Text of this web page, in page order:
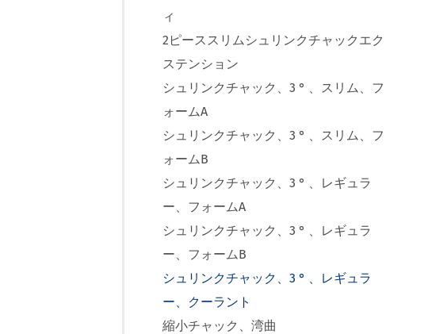
ィ
2ピーススリムシュリンクチャックエク
ステンション
シュリンクチャック、3 ° 、スリム、フ
ォームA
シュリンクチャック、3 ° 、スリム、フ
ォームB
シュリンクチャック、3 ° 、レギュラ
ー、フォームA
シュリンクチャック、3 ° 、レギュラ
ー、フォームB
シュリンクチャック、3 ° 、レギュラ
ー、クーラント
縮小チャック、湾曲